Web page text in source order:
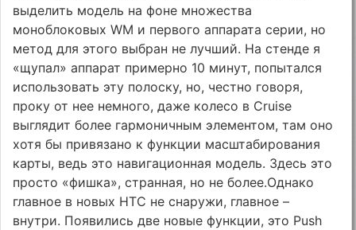
выделить модель на фоне множества
моноблоковых WM и первого аппарата серии, но
метод для этого выбран не лучший. На стенде я
«щупал» аппарат примерно 10 минут, попытался
использовать эту полоску, но, честно говоря,
проку от нее немного, даже колесо в Cruise
выглядит более гармоничным элементом, там оно
хотя бы привязано к функции масштабирования
карты, ведь это навигационная модель. Здесь это
просто «фишка», странная, но не более.Однако
главное в новых HTC не снаружи, главное –
внутри. Появились две новые функции, это Push